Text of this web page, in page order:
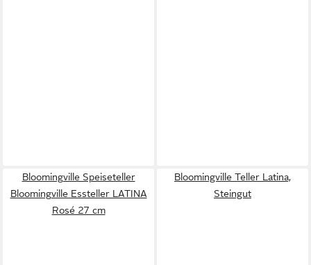
Bloomingville Speiseteller
Bloomingville Essteller LATINA
Rosé 27 cm
Bloomingville Teller Latina,
Steingut